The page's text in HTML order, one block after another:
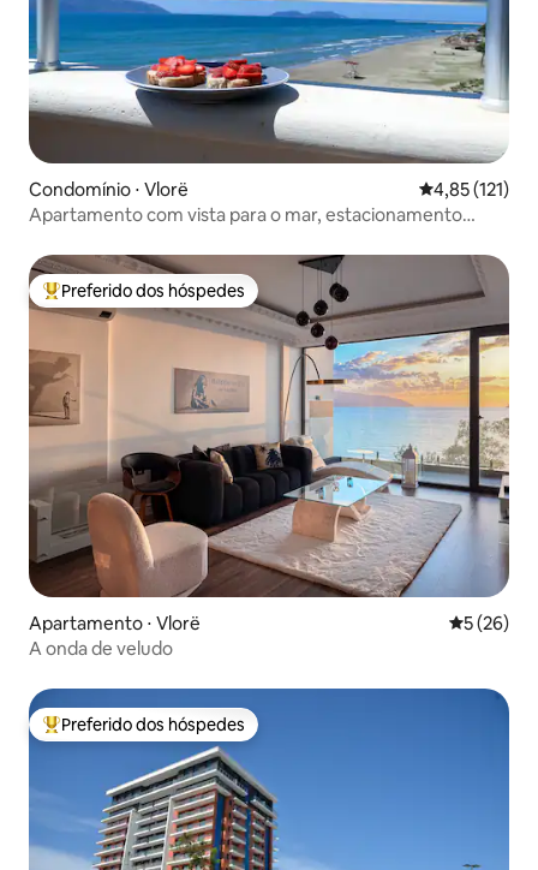
Condomínio ⋅ Vlorë 4,85 de uma
4,85 (121)
Apartamento com vista para o mar, estacionamento
Entre os melhores preferidos dos hóspedes
Preferido dos hóspedes
Apartamento ⋅ Vlorë 5 de uma
5 (26)
A onda de veludo
Entre os melhores preferidos dos hóspedes
Preferido dos hóspedes